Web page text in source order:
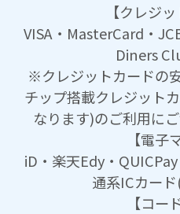
【クレジ
VISA・MasterCard・
Diners
※クレジットカードの
チップ搭載クレジット
なります)のご利用に
【電子
iD・楽天Edy・
通系ICカー
【コー